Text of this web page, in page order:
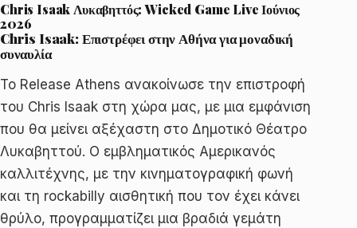
Chris Isaak Λυκαβηττός: Wicked Game Live Ιούνιος
2026
Chris Isaak: Επιστρέφει στην Αθήνα για μοναδική
συναυλία
Το Release Athens ανακοίνωσε την επιστροφή
του Chris Isaak στη χώρα μας, με μια εμφάνιση
που θα μείνει αξέχαστη στο Δημοτικό Θέατρο
Λυκαβηττού. Ο εμβληματικός Αμερικανός
καλλιτέχνης, με την κινηματογραφική φωνή
και τη rockabilly αισθητική που τον έχει κάνει
θρύλο, προγραμματίζει μια βραδιά γεμάτη